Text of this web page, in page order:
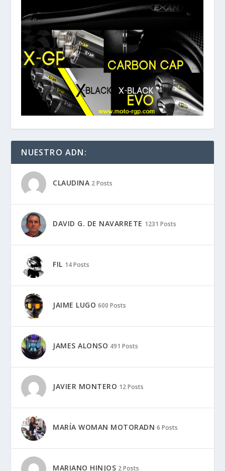
NUESTRO ADN:
CLAUDINA 2 Posts
DAVID G. DE NAVARRETE 1231 Posts
FIL 14 Posts
JAIME LUGO 600 Posts
JAMES ALONSO 491 Posts
JAVIER MONTERO 12 Posts
MARÍA WOMAN MOTORADN 6 Posts
MARIANO HINJOS 2 Posts